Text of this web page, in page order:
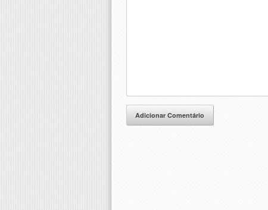
Adicionar Comentário